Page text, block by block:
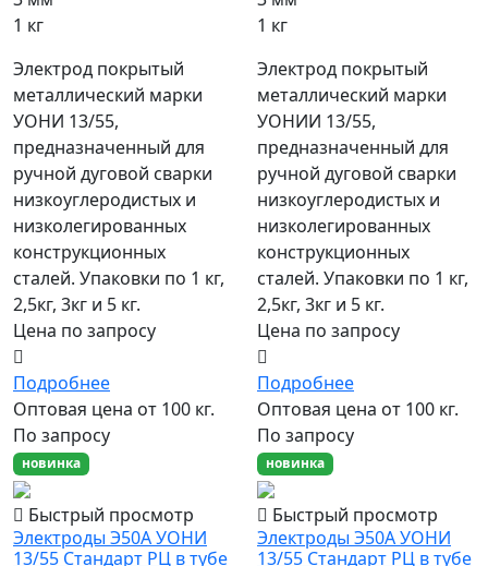
1 кг
Электрод покрытый
металлический марки
УОНИ 13/55,
предназначенный для
ручной дуговой сварки
низкоуглеродистых и
низколегированных
конструкционных
сталей. Упаковки по 1 кг,
2,5кг, 3кг и 5 кг.
Цена по запросу
Подробнее
Оптовая цена от 100 кг.
По запросу
1 кг
Электрод покрытый
металлический марки
УОНИИ 13/55,
предназначенный для
ручной дуговой сварки
низкоуглеродистых и
низколегированных
конструкционных
сталей. Упаковки по 1 кг,
2,5кг, 3кг и 5 кг.
Цена по запросу
Подробнее
Оптовая цена от 100 кг.
По запросу
новинка
Быстрый просмотр
Электроды Э50А УОНИ
13/55 Стандарт РЦ в тубе
новинка
Быстрый просмотр
Электроды Э50А УОНИ
13/55 Стандарт РЦ в тубе